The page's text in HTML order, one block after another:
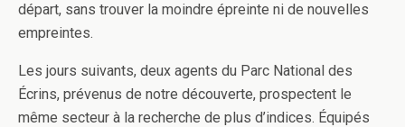
départ, sans trouver la moindre épreinte ni de nouvelles
empreintes.
Les jours suivants, deux agents du Parc National des
Écrins, prévenus de notre découverte, prospectent le
même secteur à la recherche de plus d’indices. Équipés